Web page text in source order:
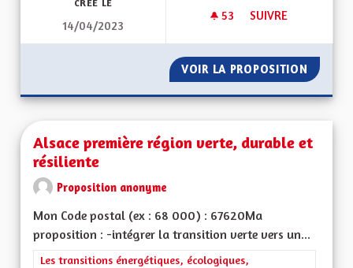
CRÉÉ LE
14/04/2023
53 53 ABONNÉS
SUIVRE
VOIR LA PROPOSITION
Alsace première région verte, durable et
résiliente
Proposition anonyme
Mon Code postal (ex : 68 000) : 67620Ma
proposition : -intégrer la transition verte vers un...
Filtrer les résultats de la catégorie : Les transitions
Les transitions énergétiques, écologiques,